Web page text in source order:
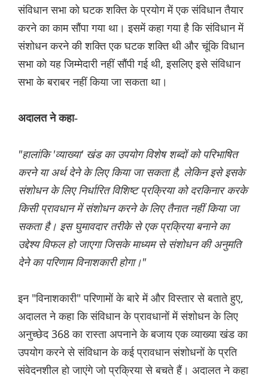
संविधान सभा को घटक शक्ति के प्रयोग में एक संविधान तैयार
करने का काम सौंपा गया था। इसमें कहा गया है कि संविधान में
संशोधन करने की शक्ति एक घटक शक्ति थी और चूंकि विधान
सभा को यह जिम्मेदारी नहीं सौंपी गई थी, इसलिए इसे संविधान
सभा के बराबर नहीं किया जा सकता था।
अदालत ने कहा-
"हालांकि 'व्याख्या' खंड का उपयोग विशेष शब्दों को परिभाषित
करने या अर्थ देने के लिए किया जा सकता है, लेकिन इसे इसके
संशोधन के लिए निर्धारित विशिष्ट प्रक्रिया को दरकिनार करके
किसी प्रावधान में संशोधन करने के लिए तैनात नहीं किया जा
सकता है। इस घुमावदार तरीके से एक प्रक्रिया बनाने का
उद्देश्य विफल हो जाएगा जिसके माध्यम से संशोधन की अनुमति
देने का परिणाम विनाशकारी होगा।"
इन "विनाशकारी" परिणामों के बारे में और विस्तार से बताते हुए,
अदालत ने कहा कि संविधान के प्रावधानों में संशोधन के लिए
अनुच्छेद 368 का रास्ता अपनाने के बजाय एक व्याख्या खंड का
उपयोग करने से संविधान के कई प्रावधान संशोधनों के प्रति
संवेदनशील हो जाएंगे जो प्रक्रिया से बचते हैं। अदालत ने कहा